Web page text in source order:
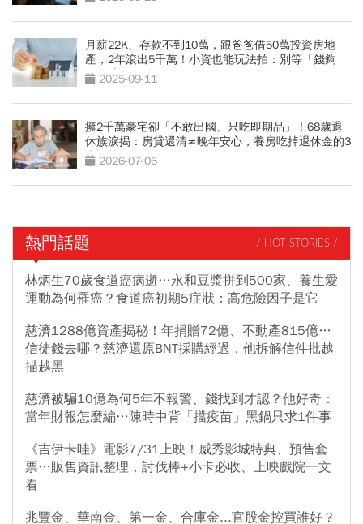
月薪22K、存款不到10萬，跟爸爸借50萬投資房地
產，2年滾出5千萬！小資也能玩法拍：別等「錢夠
了」才開始
2025-09-11
擁2千萬豪宅卻「不敢出國、只吃即期品」！68歲退
休族淚揭：房貸還清≠晚年安心，養房吃掉退休金的3
大誤算
2026-07-06
熱門話題 / HOT STORIES /
林炳生70歲食道癌病逝…永和豆漿拼到500家、養生愛
運動為何罹癌？食道癌初期5症狀：高危險因子是它
慈濟1288億資產揭秘！年捐贈72億、不動產815億…
信徒錢去哪？慈濟還原BNT採購經過，他拆解信件批越
描越黑
慈濟被騙10億為何5年不報警、錢找到才認？他好奇：
當年財報怎麼編…陳時中背「擋疫苗」黑鍋只求1件事
《吉伊卡哇》電影7/31上映！威秀影城特典、預售套
票…販售資訊整理，討伐棒+小卡必收、上映戲院一文
看
兆豐金、華南金、第一金、合庫金...官股金控買誰好？